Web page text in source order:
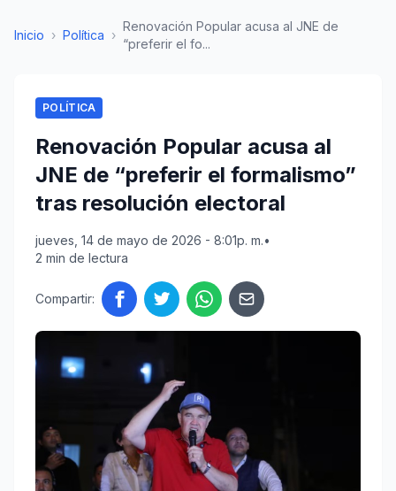
Inicio › Política ›
Renovación Popular acusa al JNE de
“preferir el fo...
POLÍTICA
Renovación Popular acusa al
JNE de “preferir el formalismo”
tras resolución electoral
jueves, 14 de mayo de 2026 - 8:01p. m.•
2 min de lectura
Compartir: